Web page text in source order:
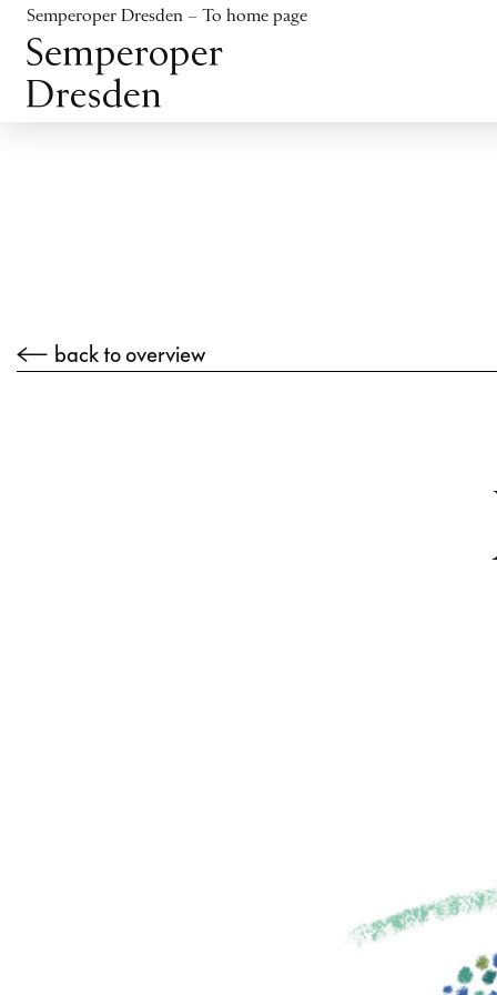
Jump to content
Jump to footer
Semperoper Dresden – To home page
back to overview